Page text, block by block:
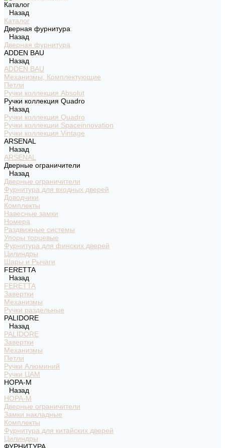
Каталог
Назад
Каталог
Дверная фурнитура
Назад
Дверная фурнитура
ADDEN BAU
Назад
ADDEN BAU
Механизмы, Комплектующие
Петли
Ручки коллекция Absolut
Ручки коллекция Quadro
Назад
Ручки коллекция Quadro
Ручки коллекции Spaceinnovation
Ручки коллекция Vintage
ARSENAL
Назад
ARSENAL
Дверные ограничители
Назад
Дверные ограничители
Фурнитура для входных дверей
Доводчики
Комплекты
Навесные замки
Номера
Раздвижные системы
Упоры торцевые
Фурнитура для финских дверей
Цилиндры
Шары и Рычаги
FERETTA
Назад
FERETTA
Завертки
Механизмы
Ручки раздельные
PALIDORE
Назад
PALIDORE
Завертки
Механизмы
Петли
Ручки Алюминий
Ручки ЦАМ
НОРА-М
Назад
НОРА-М
Дверные ограничители
Замки накладные
Комплекты
Фурнитура для китайских дверей
Цилиндры